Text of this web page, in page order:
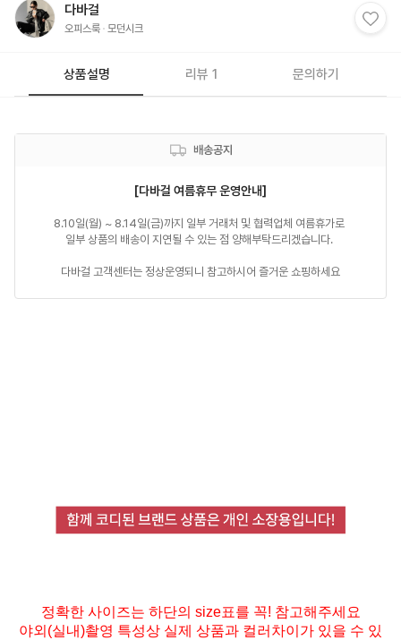
다바걸
오피스룩 모던시크
상품설명 리뷰 1 문의하기
배송공지
[다바걸 여름휴무 운영안내]
8.10일(월) ~ 8.14일(금)까지 일부 거래처 및 협력업체 여름휴가로
일부 상품의 배송이 지연될 수 있는 점 양해부탁드리겠습니다.
다바걸 고객센터는 정상운영되니 참고하시어 즐거운 쇼핑하세요
정확한 사이즈는 하단의 size표를 꼭! 참고해주세요
야외(실내)촬영 특성상 실제 상품과 컬러차이가 있을 수 있